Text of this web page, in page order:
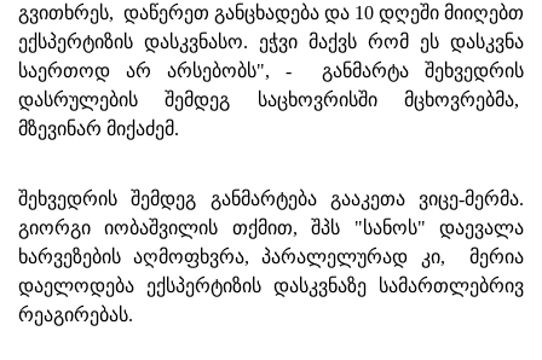
გვითხრეს, დაწერეთ განცხადება და 10 დღეში მიიღებთ
ექსპერტიზის დასკვნასო. ეჭვი მაქვს რომ ეს დასკვნა
საერთოდ არ არსებობს", - განმარტა შეხვედრის
დასრულების შემდეგ საცხოვრისში მცხოვრებმა,
მზევინარ მიქაძემ.
შეხვედრის შემდეგ განმარტება გააკეთა ვიცე-მერმა.
გიორგი იობაშვილის თქმით, შპს "სანოს" დაევალა
ხარვეზების აღმოფხვრა, პარალელურად კი, მერია
დაელოდება ექსპერტიზის დასკვნაზე სამართლებრივ
რეაგირებას.